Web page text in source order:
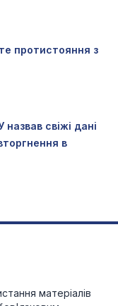
протистояння з
свіжі дані
в
матеріалів